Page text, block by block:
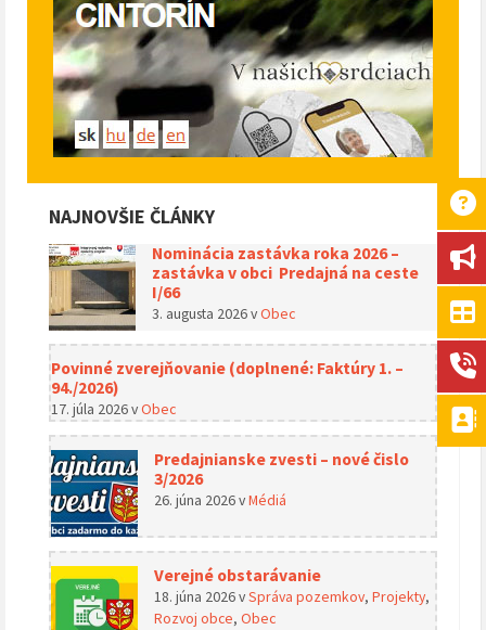
NAJNOVŠIE ČLÁNKY
Nominácia zastávka roka 2026 –
zastávka v obci Predajná na ceste
I/66
3. augusta 2026vObec
Povinné zverejňovanie (doplnené: Faktúry 1. –
94./2026)
17. júla 2026vObec
Predajnianske zvesti – nové čislo
3/2026
26. júna 2026vMédiá
Verejné obstarávanie
18. júna 2026vSpráva pozemkov, Projekty,
Rozvoj obce, Obec